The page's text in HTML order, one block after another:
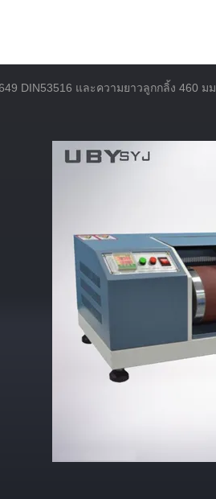
DIN53516 และความยาวลูกกลิ้ง 460 มม.